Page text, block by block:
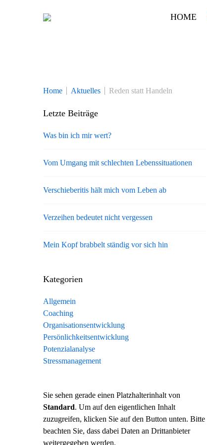
HOME
Home Aktuelles Reden statt Handeln
Letzte Beiträge
Was bin ich mir wert?
Vom Umgang mit schlechten Lebenssituationen
Verschieberitis hält mich vom Leben ab
Verzeihen bedeutet nicht vergessen
Mein Kopf brabbelt ständig vor sich hin
Kategorien
Allgemein
Coaching
Organisationsentwicklung
Persönlichkeitsentwicklung
Potenzialanalyse
Stressmanagement
Sie sehen gerade einen Platzhalterinhalt von
Standard. Um auf den eigentlichen Inhalt
zuzugreifen, klicken Sie auf den Button unten. Bitte
beachten Sie, dass dabei Daten an Drittanbieter
weitergegeben werden.